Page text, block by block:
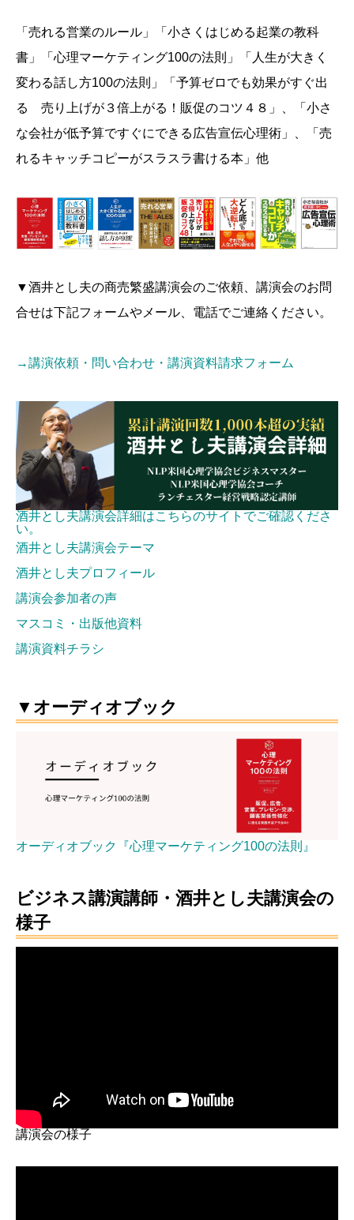
「売れる営業のルール」「小さくはじめる起業の教科
書」「心理マーケティング100の法則」「人生が大きく
変わる話し方100の法則」「予算ゼロでも効果がすぐ出
る 売り上げが３倍上がる！販促のコツ４８」、「小さ
な会社が低予算ですぐにできる広告宣伝心理術」、「売
れるキャッチコピーがスラスラ書ける本」他
▼酒井とし夫の商売繁盛講演会のご依頼、講演会のお問
合せは下記フォームやメール、電話でご連絡ください。
→講演依頼・問い合わせ・講演資料請求フォーム
酒井とし夫講演会詳細はこちらのサイトでご確認くださ
い。
酒井とし夫講演会テーマ
酒井とし夫プロフィール
講演会参加者の声
マスコミ・出版他資料
講演資料チラシ
▼オーディオブック
オーディオブック『心理マーケティング100の法則』
ビジネス講演講師・酒井とし夫講演会の
様子
講演会の様子